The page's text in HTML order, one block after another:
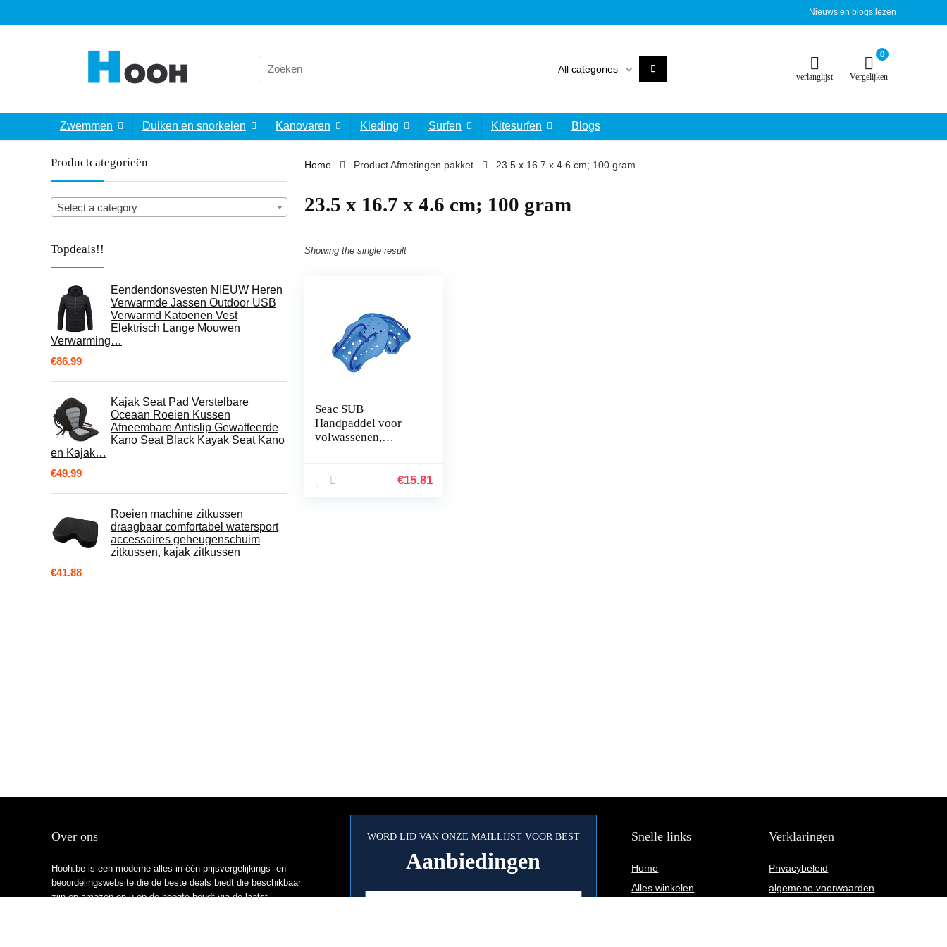
Nieuws en blogs lezen
Search
for:
All categories
verlanglijst
0
Vergelijken
Zwemmen Duiken en snorkelen Kanovaren Kleding Surfen Kitesurfen Blogs
Productcategorieën
Select a category
Topdeals!!
Eendendonsvesten NIEUW Heren
Verwarmde Jassen Outdoor USB
Verwarmd Katoenen Vest
Elektrisch Lange Mouwen
Verwarming…
€86.99
Kajak Seat Pad Verstelbare
Oceaan Roeien Kussen
Afneembare Antislip Gewatteerde
Kano Seat Black Kayak Seat Kano
en Kajak…
€49.99
Roeien machine zitkussen
draagbaar comfortabel watersport
accessoires geheugenschuim
zitkussen, kajak zitkussen
€41.88
Home Product Afmetingen pakket ‎23.5 x 16.7 x 4.6 cm; 100 gram
‎23.5 x 16.7 x 4.6 cm; 100 gram
Showing the single result
Seac SUB
Handpaddel voor
volwassenen,
zwembad en in de
€15.81
Over ons
Hooh.be is een moderne alles-in-één prijsvergelijkings- en
beoordelingswebsite die de beste deals biedt die beschikbaar
zijn op amazon en u op de hoogte houdt via de laatst
WORD LID VAN ONZE MAILLIJST VOOR BEST
Aanbiedingen
Snelle links
Home
Alles winkelen
Verklaringen
Privacybeleid
algemene voorwaarden